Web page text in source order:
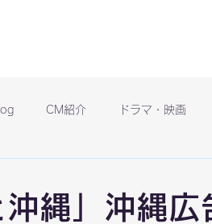
CM紹介 ドラマ・映画
沖縄」沖縄広